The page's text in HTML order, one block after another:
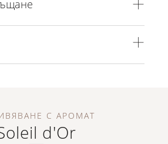
С АРОМАТ
d'Or